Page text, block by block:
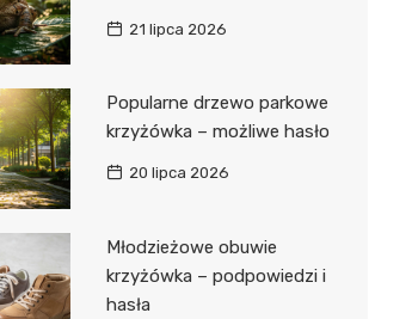
21 lipca 2026
Popularne drzewo parkowe
krzyżówka – możliwe hasło
20 lipca 2026
Młodzieżowe obuwie
krzyżówka – podpowiedzi i
hasła